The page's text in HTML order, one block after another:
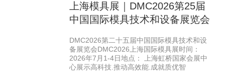
上海模具展｜DMC2026第25届
中国国际模具技术和设备展览会
DMC2026第二十五届中国国际模具技术和设
备展览会DMC2026上海国际模具展时间：
2026年7月1-4日地点： 上海虹桥国家会展中
心展示高科技.推动高效能.成就质优智